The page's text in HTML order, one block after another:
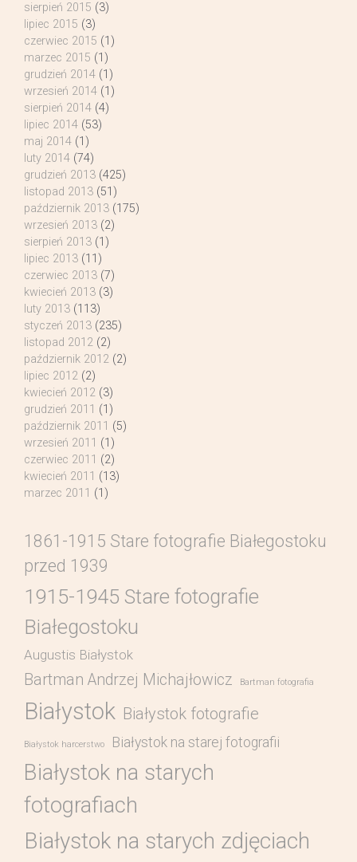
sierpień 2015 (3)
lipiec 2015 (3)
czerwiec 2015 (1)
marzec 2015 (1)
grudzień 2014 (1)
wrzesień 2014 (1)
sierpień 2014 (4)
lipiec 2014 (53)
maj 2014 (1)
luty 2014 (74)
grudzień 2013 (425)
listopad 2013 (51)
październik 2013 (175)
wrzesień 2013 (2)
sierpień 2013 (1)
lipiec 2013 (11)
czerwiec 2013 (7)
kwiecień 2013 (3)
luty 2013 (113)
styczeń 2013 (235)
listopad 2012 (2)
październik 2012 (2)
lipiec 2012 (2)
kwiecień 2012 (3)
grudzień 2011 (1)
październik 2011 (5)
wrzesień 2011 (1)
czerwiec 2011 (2)
kwiecień 2011 (13)
marzec 2011 (1)
1861-1915 Stare fotografie Białegostoku
przed 1939
1915-1945 Stare fotografie
Białegostoku
Augustis Białystok
Bartman Andrzej Michajłowicz Bartman fotografia
Białystok Białystok fotografie
Białystok harcerstwo Białystok na starej fotografii
Białystok na starych
fotografiach
Białystok na starych zdjęciach